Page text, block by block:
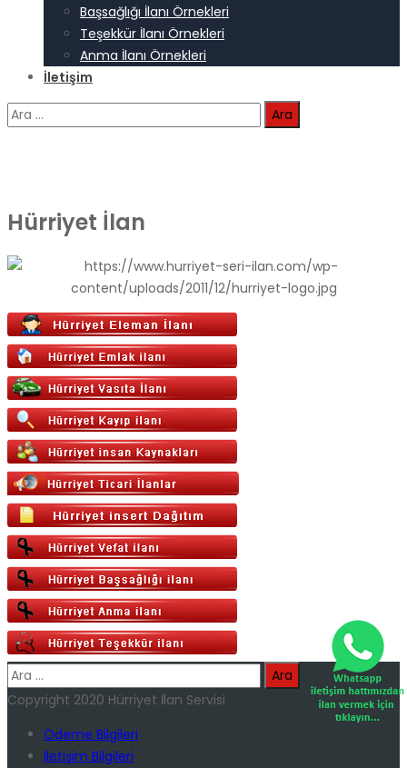
Başsağlığı İlanı Örnekleri
Teşekkür İlanı Örnekleri
Anma İlanı Örnekleri
İletişim
Arama:
Hürriyet İlan
Arama:
Copyright 2020 Hürriyet İlan Servisi
Ödeme Bilgileri
İletişim Bilgileri